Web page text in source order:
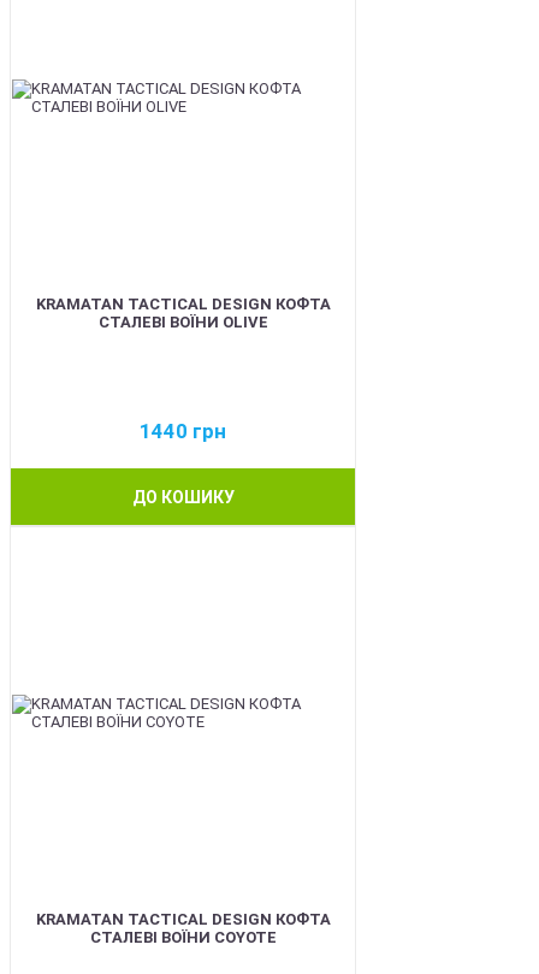
KRAMATAN TACTICAL DESIGN КОФТА
СТАЛЕВІ ВОЇНИ OLIVE
1440 грн
ДО КОШИКУ
KRAMATAN TACTICAL DESIGN КОФТА
СТАЛЕВІ ВОЇНИ COYOTE